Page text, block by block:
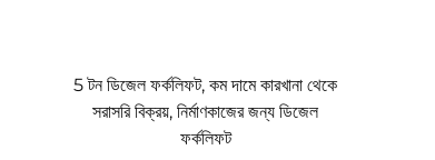
5 টন ডিজেল ফর্কলিফট, কম দামে কারখানা থেকে
সরাসরি বিক্রয়, নির্মাণকাজের জন্য ডিজেল
ফর্কলিফট